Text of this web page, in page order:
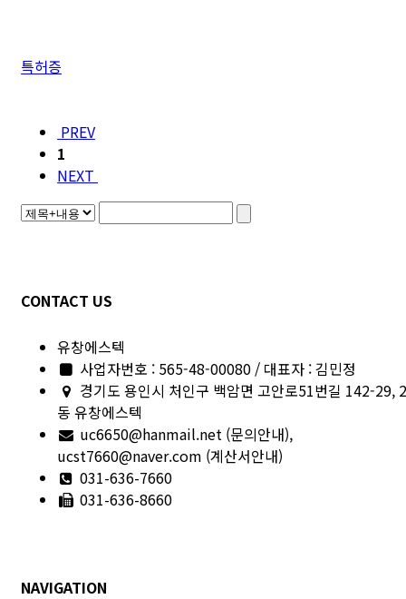
특허증
PREV
1
NEXT
CONTACT US
유창에스텍
사업자번호 : 565-48-00080 / 대표자 : 김민정
경기도 용인시 처인구 백암면 고안로51번길 142-29, 2
동 유창에스텍
uc6650@hanmail.net (문의안내),
ucst7660@naver.com (계산서안내)
031-636-7660
031-636-8660
NAVIGATION